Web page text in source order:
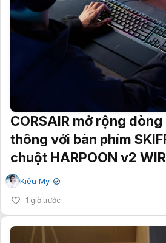
CORSAIR mở rộng
thông với bàn phím
chuột HARPOON v2
Kiều My ✔
1 giờ trước